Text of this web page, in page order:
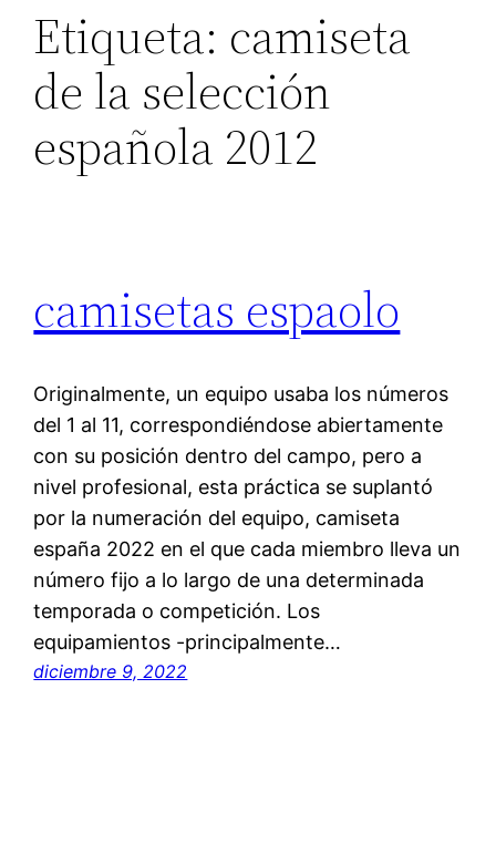
Etiqueta: camiseta
de la selección
española 2012
camisetas espaolo
Originalmente, un equipo usaba los números
del 1 al 11, correspondiéndose abiertamente
con su posición dentro del campo, pero a
nivel profesional, esta práctica se suplantó
por la numeración del equipo, camiseta
españa 2022 en el que cada miembro lleva un
número fijo a lo largo de una determinada
temporada o competición. Los
equipamientos -principalmente…
diciembre 9, 2022